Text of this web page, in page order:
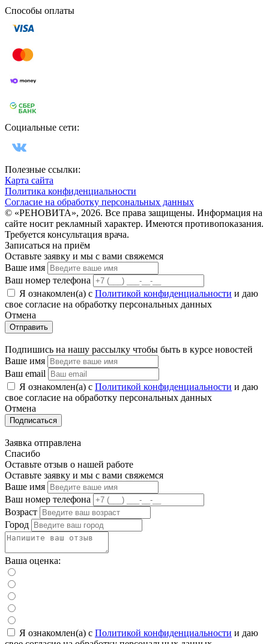
Способы оплаты
Социальные сети:
Полезные ссылки:
Карта сайта
Политика конфиденциальности
Согласие на обработку персональных данных
© «РЕНОВИТА», 2026. Все права защищены. Информация на
сайте носит рекламный характер. Имеются противопоказания.
Требуется консультация врача.
Записаться на приём
Оставьте заявку и мы с вами свяжемся
Ваше имя
Ваш номер телефона
Я ознакомлен(а) с Политикой конфиденциальности и даю
свое cогласие на обработку персональных данных
Отмена
Отправить
Подпишись на нашу рассылку чтобы быть в курсе новостей
Ваше имя
Ваш email
Я ознакомлен(а) с Политикой конфиденциальности и даю
свое cогласие на обработку персональных данных
Отмена
Подписаться
Заявка отправлена
Спасибо
Оставьте отзыв о нашей работе
Оставьте заявку и мы с вами свяжемся
Ваше имя
Ваш номер телефона
Возраст
Город
Ваша оценка:
Я ознакомлен(а) с Политикой конфиденциальности и даю